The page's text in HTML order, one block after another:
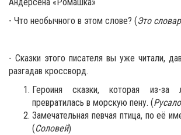
- Что необычного в этом слове? (Это
- Сказки этого писателя вы уже читали,
разгадав кроссворд.
Героиня сказки, которая из-
превратилась в морскую пену. (
Замечательная певчая птица, по её
(Соловей)